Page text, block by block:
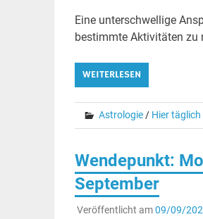
Eine unterschwellige
bestimmte Aktivitäten zu
WEITERLESEN
Astrologie/ Hier
Wendepunkt:
September
Veröffentlicht am09/09/